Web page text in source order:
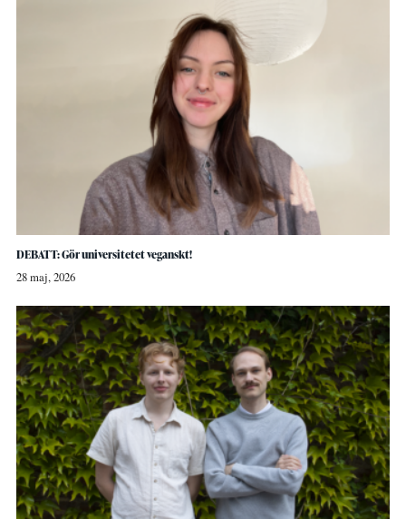
DEBATT: Gör universitetet veganskt!
28 maj, 2026